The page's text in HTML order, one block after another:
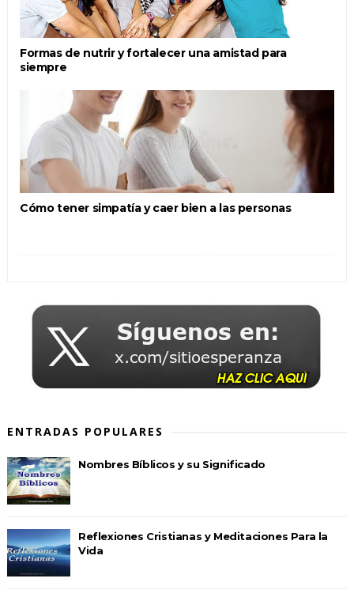
Formas de nutrir y fortalecer una amistad para
siempre
Cómo tener simpatía y caer bien a las personas
ENTRADAS POPULARES
Nombres Bíblicos y su Significado
Reflexiones Cristianas y Meditaciones Para la
Vida